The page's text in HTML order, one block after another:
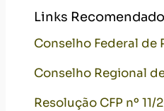
Links
Conselho Federal de
Conselho Regional
Resolução CFP nº 11/